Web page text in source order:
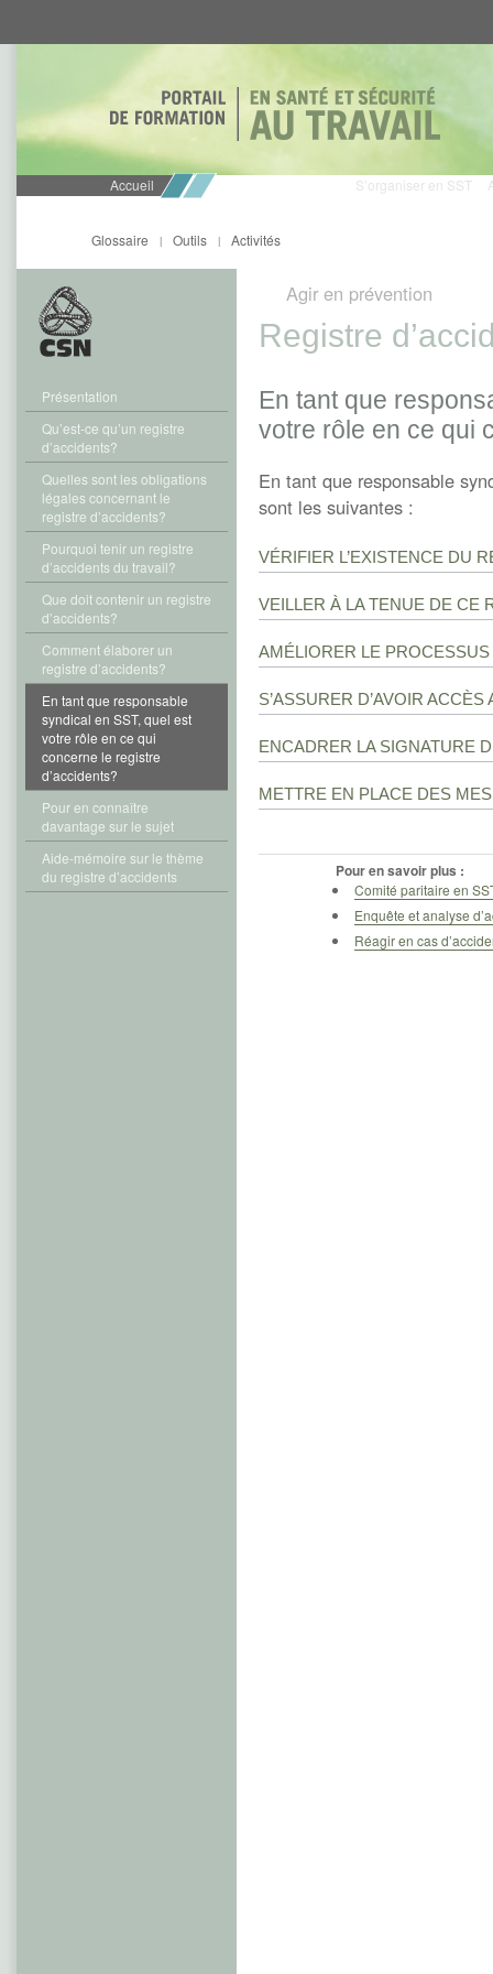
au
au
Accueil S’organiser en SST
Activités
Outils |
Glossaire |
Présentation
Qu’est-ce qu’un registre
d’accidents?
Quelles sont les obligations
légales concernant le
registre d’accidents?
Pourquoi tenir un registre
d’accidents du travail?
Que doit contenir un registre
d’accidents?
Comment élaborer un
registre d’accidents?
En tant que responsable
syndical en SST, quel est
votre rôle en ce qui
concerne le registre
d’accidents?
Pour en connaître
davantage sur le sujet
Aide-mémoire sur le thème
du registre d’accidents
Agir en prévention
Registre
En tant que
votre rôle en ce qui
En tant que responsable
sont les suivantes :
VÉRIFIER L’EXISTENCE DU
VEILLER À LA TENUE DE CE
AMÉLIORER LE
S’ASSURER D’AVOIR
ENCADRER LA SIGNATURE
METTRE EN PLACE DES
Pour en savoir plus :
Comité paritaire en
Enquête et analyse
Réagir en cas